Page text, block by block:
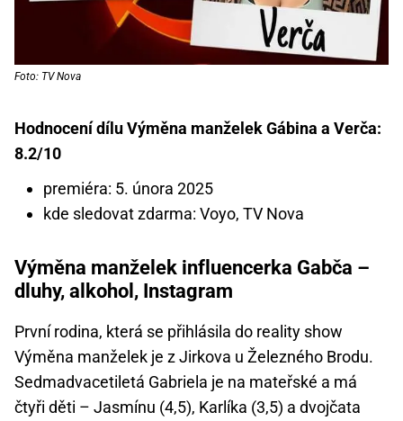
Foto: TV Nova
Hodnocení dílu Výměna manželek Gábina a Verča:
8.2/10
premiéra: 5. února 2025
kde sledovat zdarma: Voyo, TV Nova
Výměna manželek influencerka Gabča –
dluhy, alkohol, Instagram
První rodina, která se přihlásila do reality show
Výměna manželek je z Jirkova u Železného Brodu.
Sedmadvacetiletá Gabriela je na mateřské a má
čtyři děti – Jasmínu (4,5), Karlíka (3,5) a dvojčata